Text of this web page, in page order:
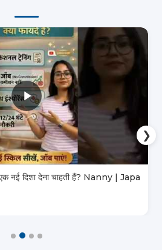
नई दिशा देना चाहती हैं? Nanny | Japa
❯